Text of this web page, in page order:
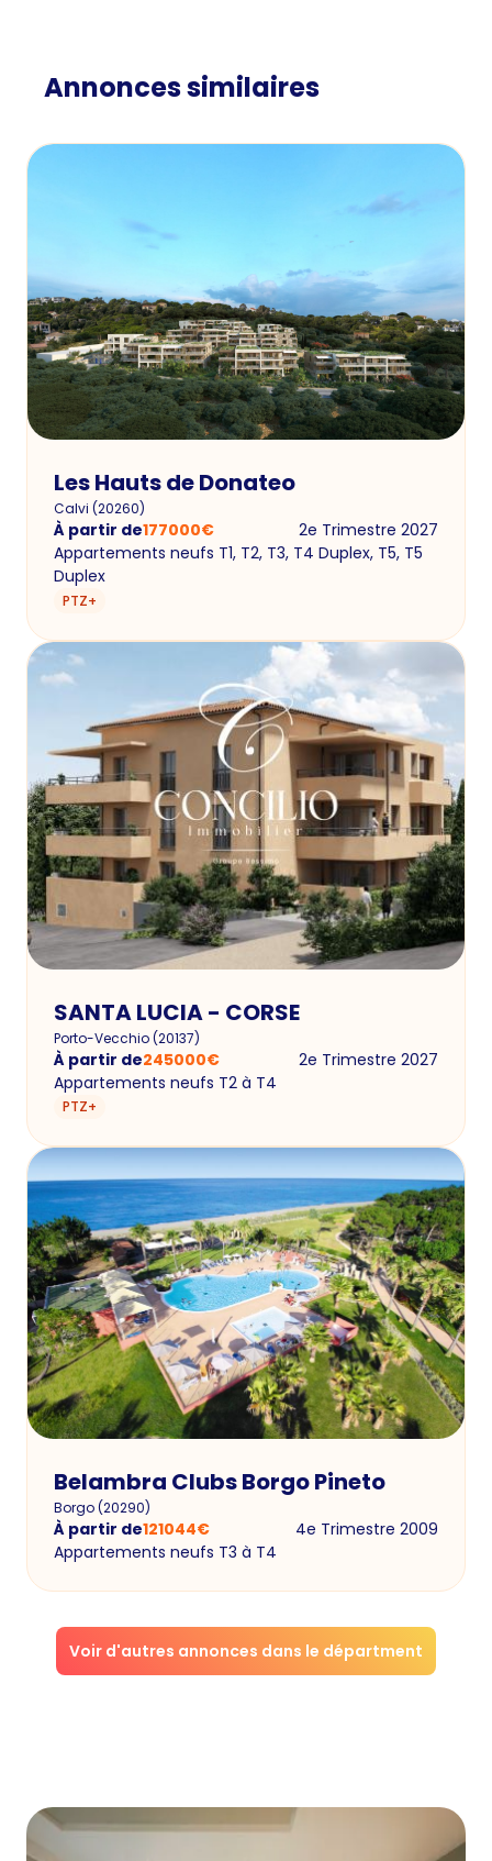
Annonces similaires
Les Hauts de Donateo
Calvi (20260)
À partir de177000€
2e Trimestre 2027
Appartements neufs T1, T2, T3, T4 Duplex, T5, T5
Duplex
PTZ+
SANTA LUCIA - CORSE
Porto-Vecchio(20137)
À partir de245000€
2e Trimestre 2027
Appartements neufs T2 à T4
PTZ+
Belambra Clubs Borgo Pineto
Borgo(20290)
À partir de121044€
4e Trimestre 2009
Appartements neufs T3 à T4
Voir d'autres annonces dans le départment